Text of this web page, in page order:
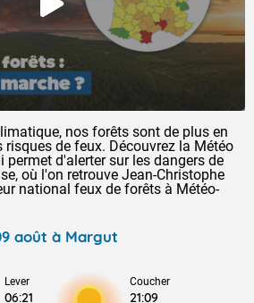
nos forêts sont de plus en
risques de feux. Découvrez la Météo
permet d'alerter sur les dangers de
où l'on retrouve Jean-Christophe
national feux de forêts à Météo-
août à Margut
Lever
06:21
Coucher
21:09